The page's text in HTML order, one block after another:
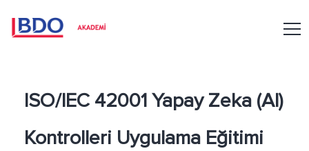
ISO/IEC 42001 Yapay Zeka (AI)
Kontrolleri Uygulama Eğitimi